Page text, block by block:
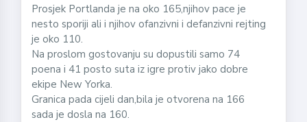
Prosjek Portlanda je na oko 165,njihov pace je
nesto sporiji ali i njihov ofanzivni i defanzivni rejting
je oko 110.
Na proslom gostovanju su dopustili samo 74
poena i 41 posto suta iz igre protiv jako dobre
ekipe New Yorka.
Granica pada cijeli dan,bila je otvorena na 166
sada je dosla na 160.